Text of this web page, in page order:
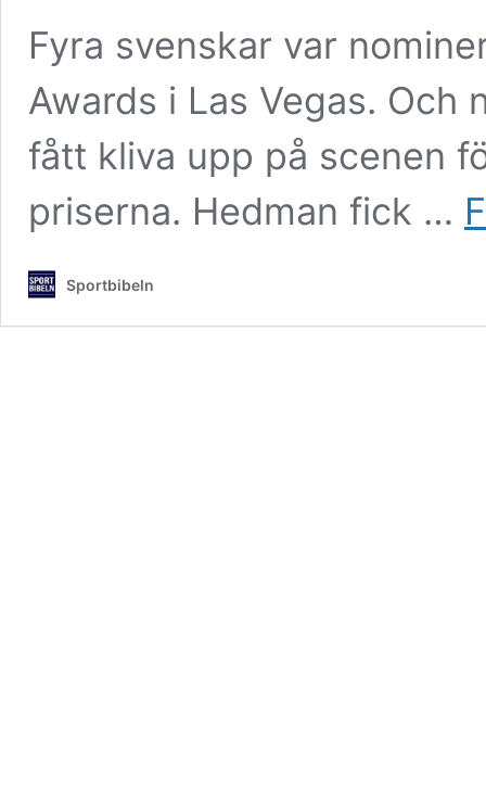
Fyra svenskar var
Awards i Las Vegas. Och
fått kliva upp på scenen
priserna. Hedman fick …
Sportbibeln